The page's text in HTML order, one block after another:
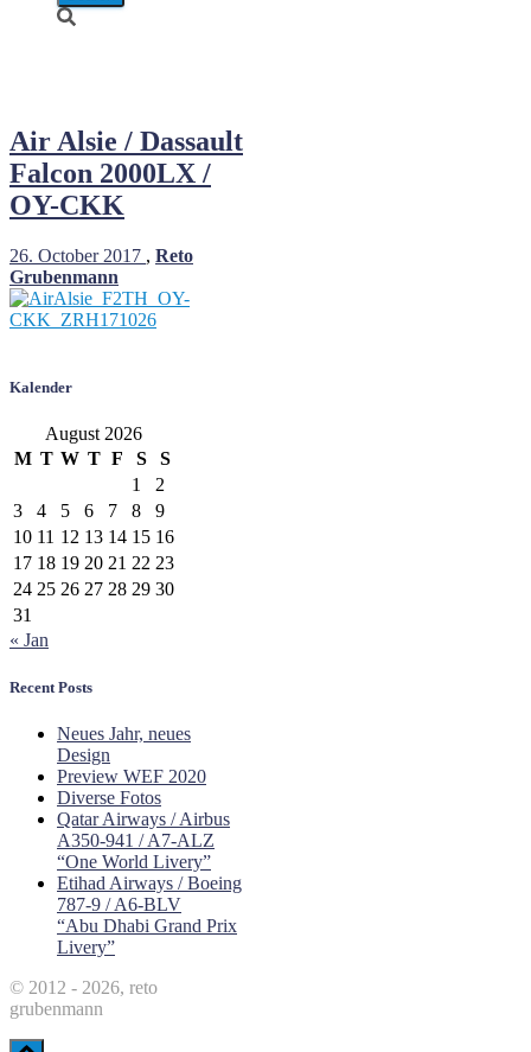
Air Alsie / Dassault
Falcon 2000LX /
OY-CKK
26. October 2017 , Reto
Grubenmann
Kalender
August 2026
M T W T F S
S
1
2
3
4 5 6 7 8
9
10 11 12 13 14 15 16
17 18 19 20 21 22 23
24 25 26 27 28 29 30
31
« Jan
Recent Posts
Neues Jahr, neues
Design
Preview WEF 2020
Diverse Fotos
Qatar Airways / Airbus
A350-941 / A7-ALZ
“One World Livery”
Etihad Airways / Boeing
787-9 / A6-BLV
“Abu Dhabi Grand Prix
Livery”
© 2012 - 2026, reto
grubenmann